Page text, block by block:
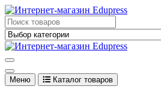
Перейти
к
содержимому
Edupress Uzbekistan, Edupress
английском языке
английском языке
Меню Каталог товаров